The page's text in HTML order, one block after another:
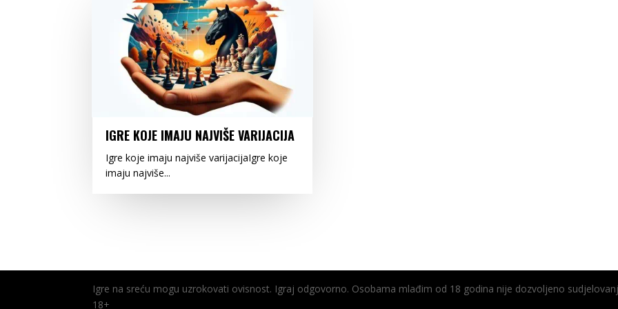
IGRE KOJE IMAJU NAJVIŠE VARIJACIJA
Igre koje imaju najviše varijacijaIgre koje
imaju najviše...
Igre na sreću mogu uzrokovati ovisnost. Igraj odgovorno. Osobama mlađim od 18 godina nije dozvoljeno
18+